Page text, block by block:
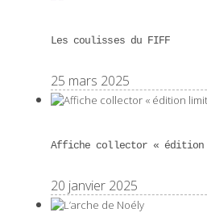
Les coulisses du FIFF
25 mars 2025
Affiche collector «
20 janvier 2025